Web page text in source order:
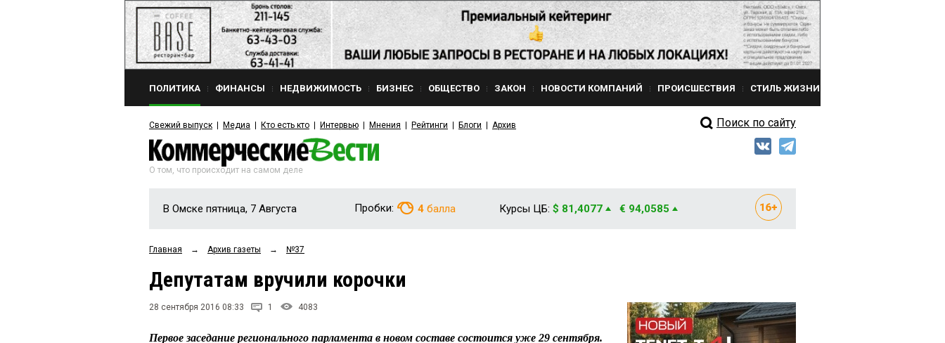
ПОЛИТИКА ФИНАНСЫ НЕДВИЖИМОСТЬ БИЗНЕС ОБЩЕСТВО ЗАКОН НОВОСТИ КОМПАНИЙ ПРОИСШЕСТВИЯ СТИЛЬ ЖИЗНИ
Свежий выпуск Медиа Кто есть кто Интервью Мнения Рейтинги Блоги Архив Поиск по сайту
О том, что происходит на самом деле
В Омске пятница, 7 Августа Пробки: 4 балла Курсы ЦБ: $ 81,4077 € 94,0585
Главная → Архив газеты → №37
Депутатам вручили корочки
28 сентября 2016 08:33 1 4083
Первое заседание регионального парламента в новом составе состоится уже 29 сентября.